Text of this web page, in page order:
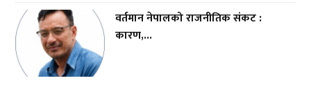
वर्तमान नेपालको राजनीतिक संकट :
कारण,...